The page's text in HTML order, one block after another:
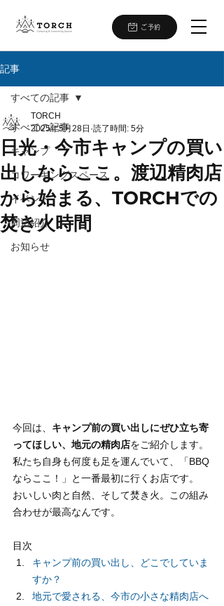
ご予約
記事
すべての記事
キャンプ
コワーキングスペース
イベント
周辺紹介
お知らせ
すべての記事
日光・今市キャンプの買い
出しならここ。渡辺精肉店
から始まる、TORCHでの
焚き火時間
TORCH
2025年5月28日 読了時間: 5分
今回は、 キャンプ前の買い出しにぜひ立ち寄
ってほしい、地元の精肉店をご紹介します。
私たち自身も何度も足を運んでいて、「BBQ
ならここ！」と一番最初に行くお店です。
おいしい肉と自然、そして焚き火。この組み
合わせが最高なんです。
目次
キャンプ前の買い出し、どこでしていま
すか？
地元で愛される、今市の小さな精肉店へ